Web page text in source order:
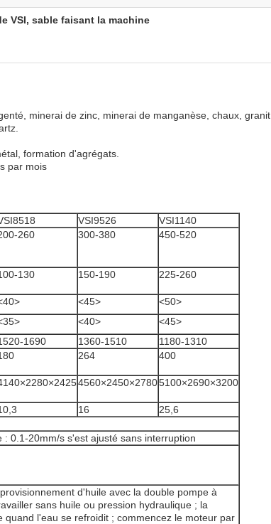
VSI, sable faisant la machine
minerai de zinc, minerai de manganèse, chaux, granit,
formation d'agrégats.
par mois
VSI9526
VSI1140
260 300-380 450-520
130 150-190 225-260
<45>
<50>
<40>
<45>
1690 1360-1510
1180-1310
264 400
4560×2450×27805100×2690×3200
16
25,6
: 0.1-20mm/s s'est ajusté sans interruption
d'huile avec la double pompe à
sans huile ou pression hydraulique ; la
quand l'eau se refroidit ; commencez le moteur par